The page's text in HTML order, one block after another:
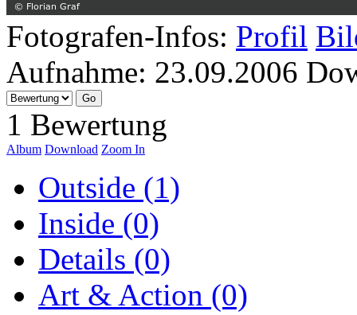
Fotografen-Infos: Profil
Aufnahme: 23.09.2006
1 Bewertung
Album Download Zoom In
Outside (1)
Inside (0)
Details (0)
Art & Action (0)